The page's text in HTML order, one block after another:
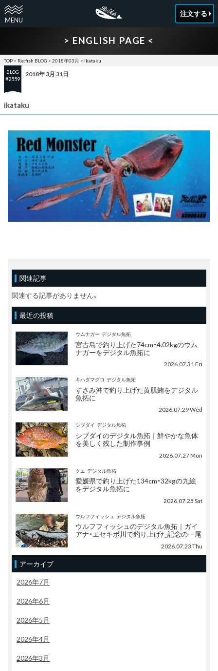
注文する
> ENGLISH PAGE <
TOP > Re:fish BLOG > 2018年03月 > ikataku
BLOG
#2559
2018年 3月 31日
ikataku
関連記事
関連する記事がありません。
最近の投稿
ウムナガー デジタル魚拓
宮古島で釣り上げた74cm・4.02kgのウム
ナガーをデジタル魚拓に
2026.07.31 Fri
キハダマグロ デジタル魚拓
すさみ沖で釣り上げた黄肌鮪をデジタル
魚拓に
2026.07.29 Wed
シブダイ デジタル魚拓
シブダイのデジタル魚拓｜鮮やかな魚体
を美しく残した制作事例
2026.07.27 Mon
クエ デジタル魚拓
愛媛県で釣り上げた134cm・32kgの九絵
をデジタル魚拓に
2026.07.25 Sat
ウルフフィッシュ デジタル魚拓
ウルフフィッシュのデジタル魚拓｜ガイ
アナ・エセキボ川で釣り上げた記念の一尾
2026.07.23 Thu
アーカイブ
2026年7月
2026年6月
2026年5月
2026年4月
2026年3月